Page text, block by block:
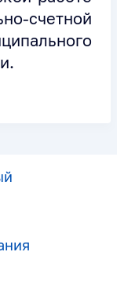
счетной